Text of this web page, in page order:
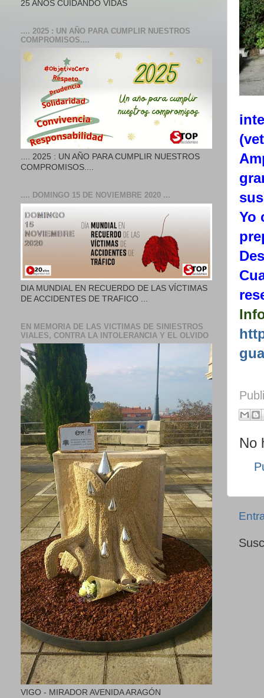
Yo
No
25 AÑOS CUIDANDO VIDAS
.... 2025 : UN AÑO PARA CUMPLIR NUESTROS
COMPROMISOS....
.... 2025 : UN AÑO PARA CUMPLIR NUESTROS
COMPROMISOS....
.... DOMINGO 15 DE NOVIEMBRE 2020 ...
DIA MUNDIAL EN RECUERDO DE LAS VÍCTIMAS
DE ACCIDENTES DE TRAFICO ...
EN MEMORIA DE LAS VICTIMAS DE SINIESTROS
VIALES, CONTRA LA INTOLERANCIA Y EL OLVIDO
VIGO - MIRADOR AVENIDA ARAGÓN